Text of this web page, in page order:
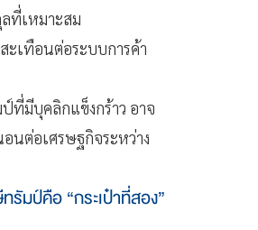
ลที่เหมาะสม
ะเทือนต่อระบบการค้า
ที่มีบุคลิกแข็งกร้าว อาจ
นต่อเศรษฐกิจระหว่าง
มป์คือ “กระเป๋าที่สอง”